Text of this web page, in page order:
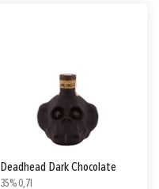
Deadhead Dark Chocolate
35% 0,7l